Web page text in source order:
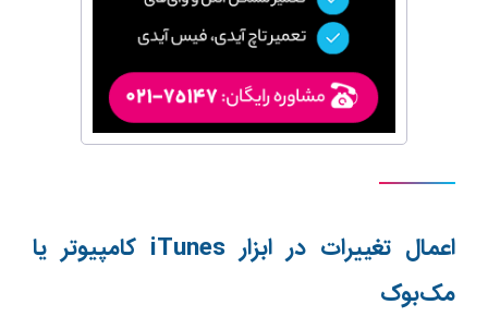
اعمال تغییرات در ابزار iTunes کامپیوتر یا
مک‌بوک